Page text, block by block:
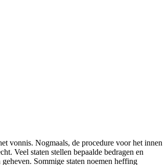
vonnis. Nogmaals, de procedure voor het innen
Veel staten stellen bepaalde bedragen en
Sommige staten noemen heffing